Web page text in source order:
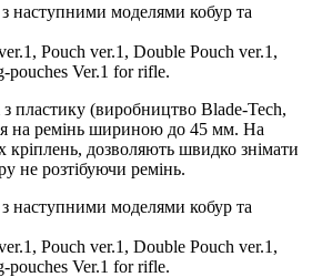
з наступними моделями кобур та
Pouch ver.1, Double Pouch ver.1,
pouches Ver.1 for rifle.
пластику (виробництво Blade-Tech,
на ремінь шириною до 45 мм. На
кріплень, дозволяють швидко знімати
не розтібуючи ремінь.
з наступними моделями кобур та
Pouch ver.1, Double Pouch ver.1,
pouches Ver.1 for rifle.